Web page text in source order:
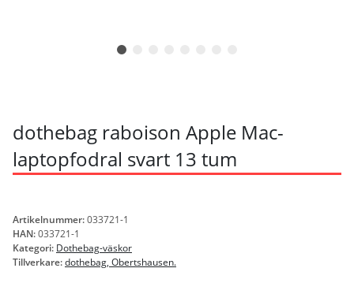
dothebag raboison Apple Mac-
laptopfodral svart 13 tum
Artikelnummer:033721-1
HAN:033721-1
Kategori: Dothebag-väskor
Tillverkare:dothebag, Obertshausen.